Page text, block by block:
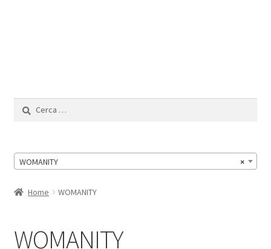
×
WOMANITY
Home WOMANITY
WOMANITY